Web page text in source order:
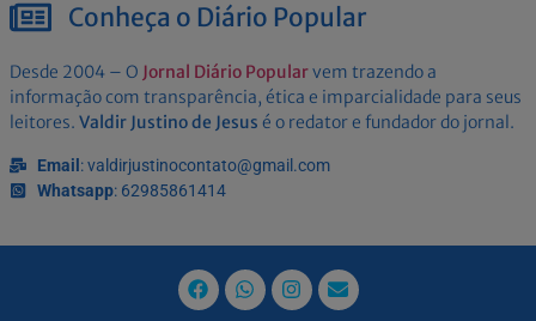
Conheça o Diário Popular
Desde 2004 – O Jornal Diário Popularvem trazendo a
informação com transparência, ética e imparcialidade para seus
leitores. Valdir Justino de Jesus é o redator e fundador do jornal.
Email: valdirjustinocontato@gmail.com
Whatsapp: 62985861414